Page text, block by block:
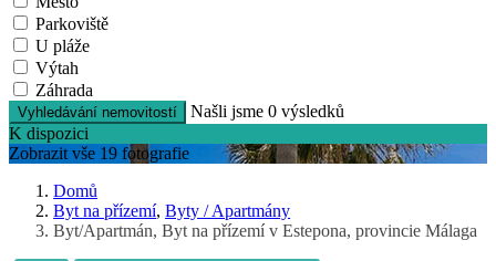
Parkoviště
U pláže
Výtah
Záhrada
Vyhledávání nemovitostí Našli jsme0 výsledků
K dispozici
Zobrazit vše 19 fotografie
Domů
Byt na přízemí,Byty / Apartmány
Byt/Apartmán, Byt na přízemí v Estepona, provincie Málaga